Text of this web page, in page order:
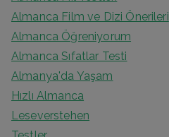
Almanca Film ve Dizi Önerileri
Almanca Öğreniyorum
Almanca Sıfatlar Testi
Almanya'da Yaşam
Hızlı Almanca
Leseverstehen